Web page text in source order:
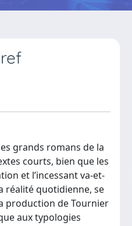
grands romans de la
courts, bien que les
et l’incessant va-et-
réalité quotidienne, se
production de Tournier
aux typologies